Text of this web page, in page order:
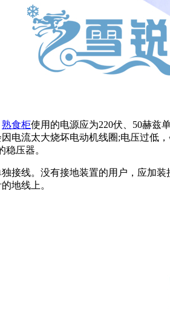
熟食柜使用的电源应为220伏、50赫兹
电流太大烧坏电动机线圈;电压过低
稳压器。
接线。没有接地装置的用户，应加
地线上。